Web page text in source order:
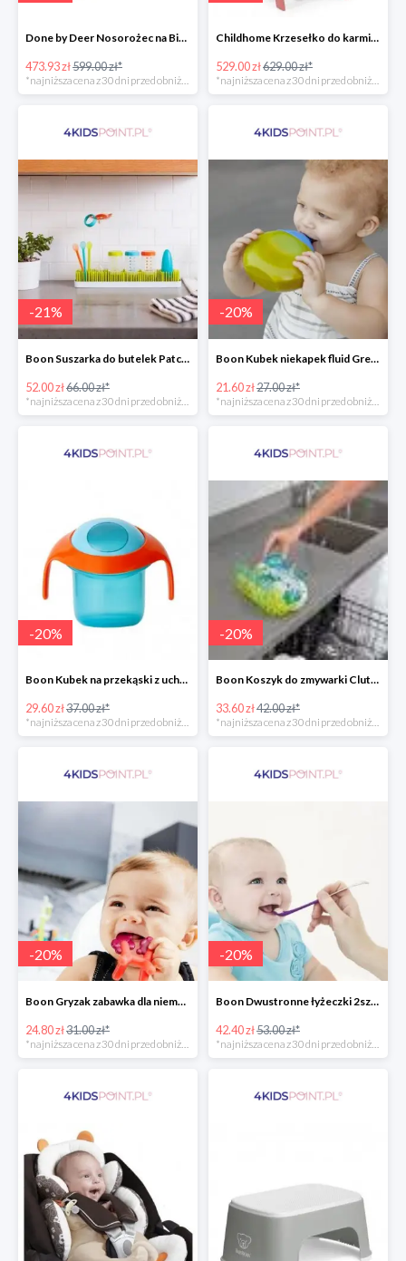
Done by Deer Nosorożec na Biegunach
473.93 zł599.00 zł*
Childhome Krzesełko do karmienia Lambda 3 ceglaste
529.00 zł629.00 zł*
-21%
Boon Suszarka do butelek Patch -20%
52.00 zł66.00 zł*
*najniższa cena z 30 dni przed obniżką
-20%
Boon Kubek niekapek fluid Green/Blue -20%
21.60 zł27.00 zł*
*najniższa cena z 30 dni przed obniżką
-20%
Boon Kubek na przekąski z uchwytami -20%
29.60 zł37.00 zł*
*najniższa cena z 30 dni przed obniżką
-20%
Boon Koszyk do zmywarki Clutch -20%
33.60 zł42.00 zł*
*najniższa cena z 30 dni przed obniżką
-20%
Boon Gryzak zabawka dla niemowlaka jednorożec Prance -20%
24.80 zł31.00 zł*
-20%
Boon Dwustronne łyżeczki 2szt. Orange -20%
42.40 zł53.00 zł*